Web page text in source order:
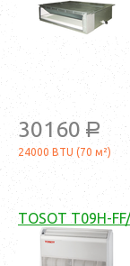
30160 a
24000 BTU (70 м²)
TOSOT T09H-